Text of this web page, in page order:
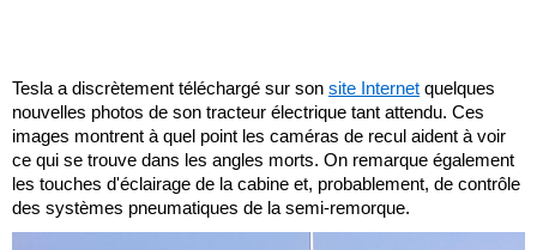
Tesla a discrètement téléchargé sur son site Internet quelques
nouvelles photos de son tracteur électrique tant attendu. Ces
images montrent à quel point les caméras de recul aident à voir
ce qui se trouve dans les angles morts. On remarque également
les touches d'éclairage de la cabine et, probablement, de contrôle
des systèmes pneumatiques de la semi-remorque.